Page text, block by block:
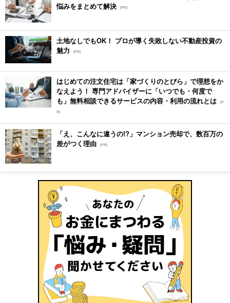
悩みをまとめて解決 [PR]
土地なしでもOK！ プロが導く失敗しない不動産投資の
魅力
[PR]
はじめての注文住宅は「家づくりのとびら」で理想をか
なえよう！ 専門アドバイザーに「いつでも・何度で
も」無料相談できるサービスの内容・利用の流れとは [P
R]
「え、こんなに違うの!?」マンション売却で、数百万の
差がつく理由 [PR]